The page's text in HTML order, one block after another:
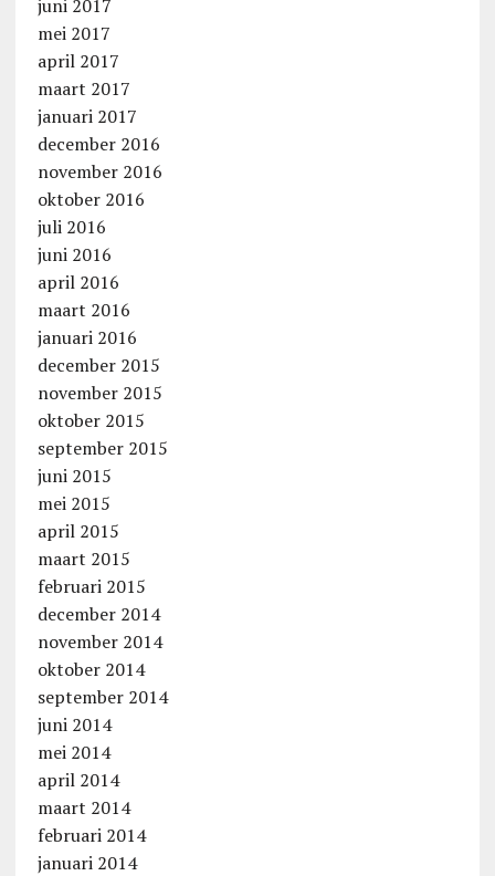
juni 2017
mei 2017
april 2017
maart 2017
januari 2017
december 2016
november 2016
oktober 2016
juli 2016
juni 2016
april 2016
maart 2016
januari 2016
december 2015
november 2015
oktober 2015
september 2015
juni 2015
mei 2015
april 2015
maart 2015
februari 2015
december 2014
november 2014
oktober 2014
september 2014
juni 2014
mei 2014
april 2014
maart 2014
februari 2014
januari 2014